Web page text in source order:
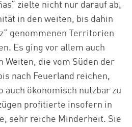
zielte nicht nur darauf ab,
in den weiten, bis dahin
genommenen Territorien
Es ging vor allem auch
Weiten, die vom Süden der
nach Feuerland reichen,
auch ökonomisch nutzbar zu
profitierte insofern in
sehr reiche Minderheit. Sie